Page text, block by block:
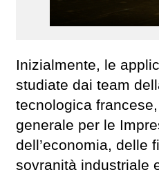
Inizialmente, le
studiate dai team
tecnologica
generale per le
dell’economia, delle
sovranità industriale